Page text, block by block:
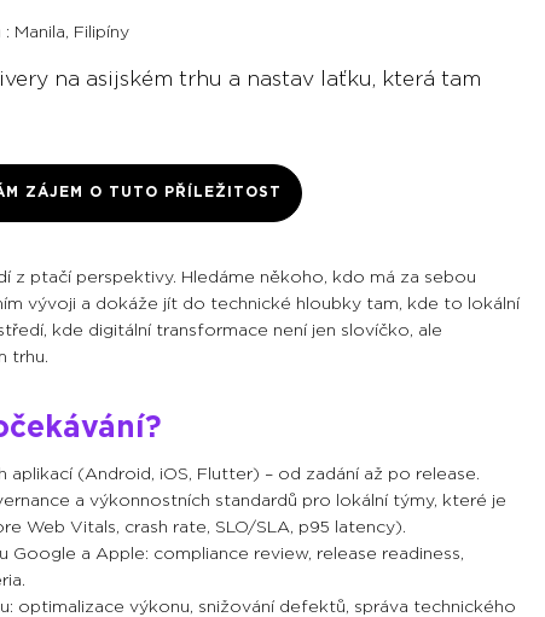
Manila, Filipíny
na asijském trhu a nastav laťku, která tam
ZÁJEM O TUTO PŘÍLEŽITOST
z ptačí perspektivy. Hledáme někoho, kdo má za sebou
vývoji a dokáže jít do technické hloubky tam, kde to lokální
kde digitální transformace není jen slovíčko, ale
trhu.
(Android, iOS, Flutter) – od zadání až po release.
a výkonnostních standardů pro lokální týmy, které je
Web Vitals, crash rate, SLO/SLA, p95 latency).
Google a Apple: compliance review, release readiness,
optimalizace výkonu, snižování defektů, správa technického